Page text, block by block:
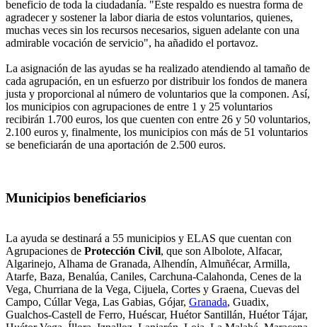
beneficio de toda la ciudadanía. "Este respaldo es nuestra forma de
agradecer y sostener la labor diaria de estos voluntarios, quienes,
muchas veces sin los recursos necesarios, siguen adelante con una
admirable vocación de servicio", ha añadido el portavoz.
La asignación de las ayudas se ha realizado atendiendo al tamaño de
cada agrupación, en un esfuerzo por distribuir los fondos de manera
justa y proporcional al número de voluntarios que la componen. Así,
los municipios con agrupaciones de entre 1 y 25 voluntarios
recibirán 1.700 euros, los que cuenten con entre 26 y 50 voluntarios,
2.100 euros y, finalmente, los municipios con más de 51 voluntarios
se beneficiarán de una aportación de 2.500 euros.
Municipios beneficiarios
La ayuda se destinará a 55 municipios y ELAS que cuentan con
Agrupaciones de Protección Civil, que son Albolote, Alfacar,
Algarinejo, Alhama de Granada, Alhendín, Almuñécar, Armilla,
Atarfe, Baza, Benalúa, Caniles, Carchuna-Calahonda, Cenes de la
Vega, Churriana de la Vega, Cijuela, Cortes y Graena, Cuevas del
Campo, Cúllar Vega, Las Gabias, Gójar, Granada, Guadix,
Gualchos-Castell de Ferro, Huéscar, Huétor Santillán, Huétor Tájar,